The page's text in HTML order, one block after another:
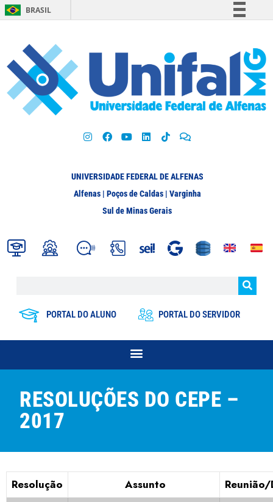
BRASIL
Participe
Acesso à informação
Legislação
UNIVERSIDADE FEDERAL DE ALFENAS
Alfenas | Poços de Caldas | Varginha
Sul de Minas Gerais
PORTAL DO ALUNO PORTAL DO SERVIDOR
RESOLUÇÕES DO CEPE –
2017
Resolução Assunto